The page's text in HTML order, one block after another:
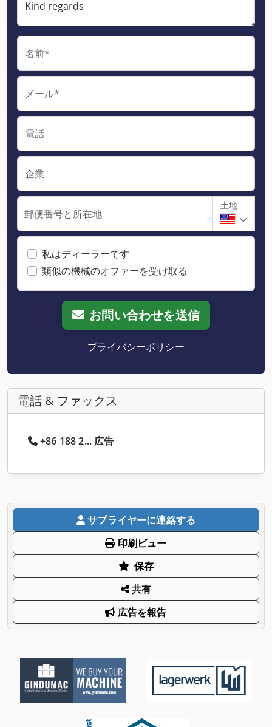
名前*
メール*
電話
企業
郵便番号と所在地
土地
私はディーラーです
類似の機械のオファーを受け取る
お問い合わせを送信
プライバシーポリシー
電話 & ファックス
+86 188 2... 広告
サプライヤーに連絡する
印刷ビュー
保存
共有
広告を報告